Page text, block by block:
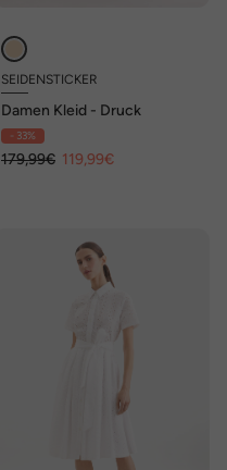
SEIDENSTICKER
Damen Kleid - Druck
- 33%
179,99€ 119,99€